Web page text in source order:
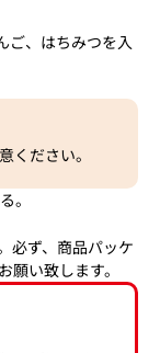
ご、はちみつを入
ください。
。
必ず、商品パッケ
い致します。